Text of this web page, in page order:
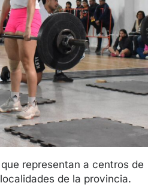
representan a centros de
de la provincia.